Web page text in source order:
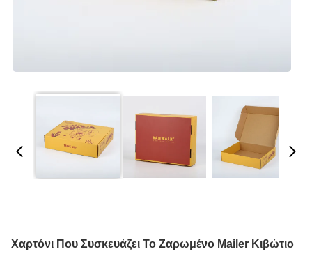
Χαρτόνι Που Συσκευάζει Το Ζαρωμένο Mailer Κιβώτιο